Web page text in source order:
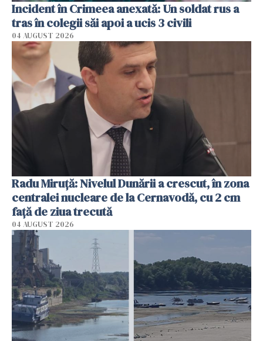
Incident în Crimeea anexată: Un soldat rus a
tras în colegii săi apoi a ucis 3 civili
04 AUGUST 2026
Radu Miruţă: Nivelul Dunării a crescut, în zona
centralei nucleare de la Cernavodă, cu 2 cm
faţă de ziua trecută
04 AUGUST 2026